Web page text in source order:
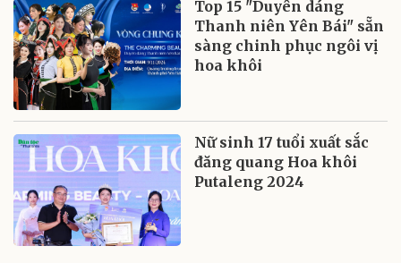
Top 15 "Duyên dáng
Thanh niên Yên Bái" sẵn
sàng chinh phục ngôi vị
hoa khôi
Nữ sinh 17 tuổi xuất sắc
đăng quang Hoa khôi
Putaleng 2024